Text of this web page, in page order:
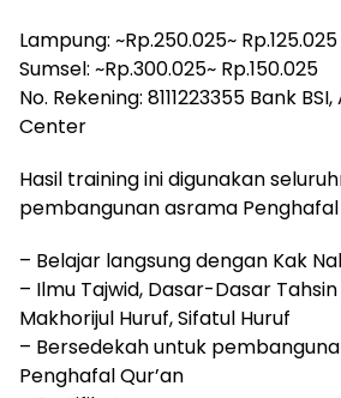
Lampung: ~Rp.250.025~ Rp.125.025
Sumsel: ~Rp.300.025~ Rp.150.025
No. Rekening: 8111223355 Bank
Center
Hasil training ini digunakan
pembangunan asrama Penghafal
– Belajar langsung dengan Kak
– Ilmu Tajwid, Dasar-Dasar Tahsin
Makhorijul Huruf, Sifatul Huruf
– Bersedekah untuk
Penghafal Qur’an